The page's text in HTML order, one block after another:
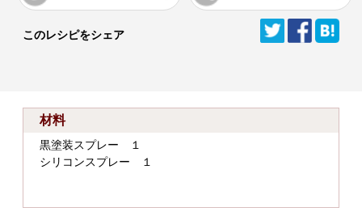
このレシピをシェア
材料
黒塗装スプレー １
シリコンスプレー １